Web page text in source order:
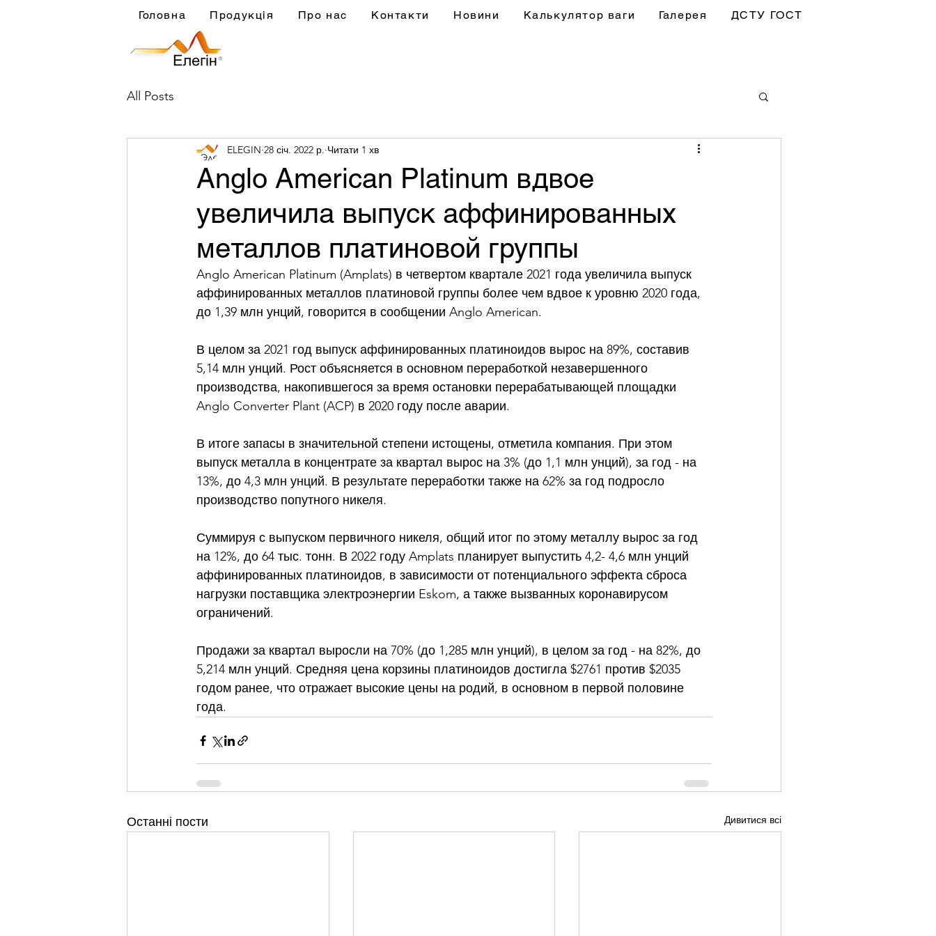
Головна Продукція Про нас Контакти Новини Калькулятор ваги Галерея ДСТУ ГОСТ
All Posts
Anglo American Platinum вдвое
увеличила выпуск аффинированных
металлов платиновой группы
ELEGIN 28 січ. 2022 р. Читати 1 хв
Anglo American Platinum (Amplats) в четвертом квартале 2021 года увеличила выпуск
аффинированных металлов платиновой группы более чем вдвое к уровню 2020 года,
до 1,39 млн унций, говорится в сообщении Anglo American.
В целом за 2021 год выпуск аффинированных платиноидов вырос на 89%, составив
5,14 млн унций. Рост объясняется в основном переработкой незавершенного
производства, накопившегося за время остановки перерабатывающей площадки
Anglo Converter Plant (ACP) в 2020 году после аварии.
В итоге запасы в значительной степени истощены, отметила компания. При этом
выпуск металла в концентрате за квартал вырос на 3% (до 1,1 млн унций), за год - на
13%, до 4,3 млн унций. В результате переработки также на 62% за год подросло
производство попутного никеля.
Суммируя с выпуском первичного никеля, общий итог по этому металлу вырос за год
на 12%, до 64 тыс. тонн. В 2022 году Amplats планирует выпустить 4,2- 4,6 млн унций
аффинированных платиноидов, в зависимости от потенциального эффекта сброса
нагрузки поставщика электроэнергии Eskom, а также вызванных коронавирусом
ограничений.
Продажи за квартал выросли на 70% (до 1,285 млн унций), в целом за год - на 82%, до
5,214 млн унций. Средняя цена корзины платиноидов достигла $2761 против $2035
годом ранее, что отражает высокие цены на родий, в основном в первой половине
года.
Останні пости Дивитися всі